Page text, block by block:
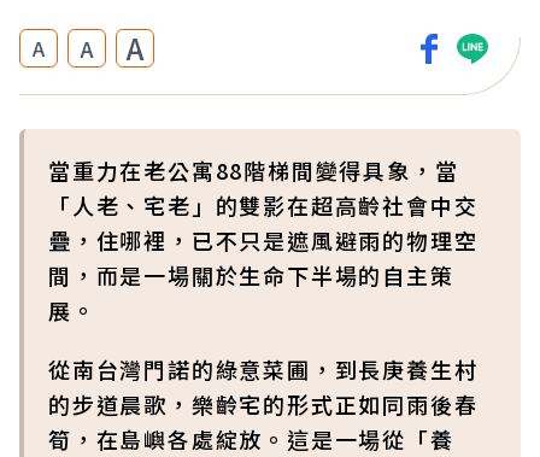
A A A
當重力在老公寓88階梯間變得具象，當
「人老、宅老」的雙影在超高齡社會中交
疊，住哪裡，已不只是遮風避雨的物理空
間，而是一場關於生命下半場的自主策
展。
從南台灣門諾的綠意菜圃，到長庚養生村
的步道晨歌，樂齡宅的形式正如同雨後春
筍，在島嶼各處綻放。這是一場從「養